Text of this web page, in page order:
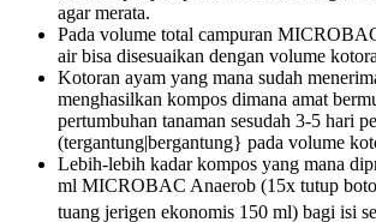
agar merata.
Pada volume total campuran
air bisa disesuaikan dengan volume
Kotoran ayam yang mana sudah
menghasilkan kompos dimana amat
pertumbuhan tanaman sesudah 3-5 hari
(tergantung|bergantung} pada volume
Lebih-lebih kadar kompos yang mana
ml MICROBAC Anaerob (15x tutup
tuang jerigen ekonomis 150 ml) bagi isi